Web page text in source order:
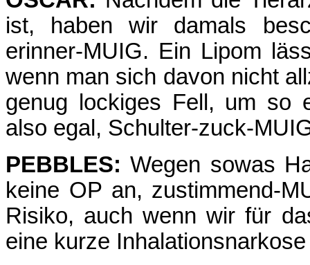
ist, haben wir damals
erinner-MUIG. Ein Lipom
wenn man sich davon nicht
genug lockiges Fell, um so
also egal, Schulter-zuck-
PEBBLES: Wegen sowas
keine OP an, zustimmend-
Risiko, auch wenn wir für
eine kurze